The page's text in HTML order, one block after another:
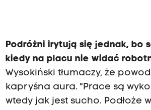
Podróżni irytują się jednak, bo
kiedy na placu nie widać
Wysokiński tłumaczy, że
kapryśna aura. "Prace są
wtedy jak jest sucho. Podłoże